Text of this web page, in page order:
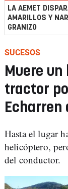
LA AEMET
AMARILLOS Y
GRANIZO
SUCESOS
Muere
tractor
Echarren
Hasta el lugar
helicóptero,
del conductor.